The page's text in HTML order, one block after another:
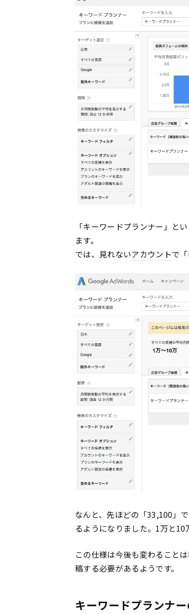
「キーワードプランナー」と
ます。
では、見れないアカウントで
なんと、先ほどの「33,100」
るようになりました。1万と10
この仕様は今後も変わること
稿する必要があるようです。
キーワードプランナ